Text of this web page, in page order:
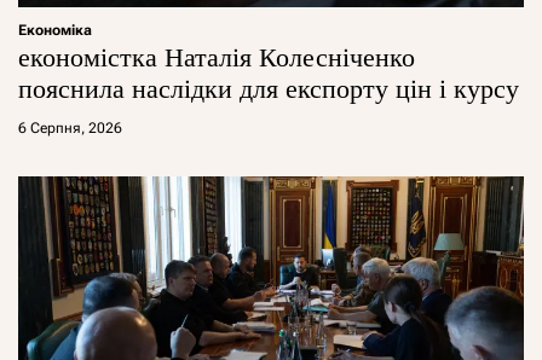
Економіка
економістка Наталія Колесніченко
пояснила наслідки для експорту цін і курсу
6 Серпня, 2026